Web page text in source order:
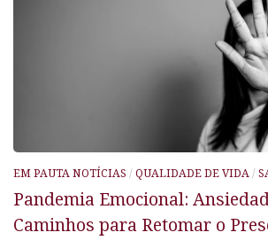
EM PAUTA NOTÍCIAS / QUALIDADE DE VIDA /
Pandemia Emocional:
Caminhos para Retomar o